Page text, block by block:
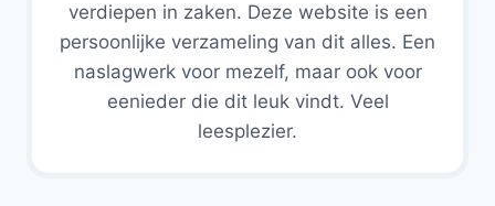
verdiepen in zaken. Deze website is een
persoonlijke verzameling van dit alles. Een
naslagwerk voor mezelf, maar ook voor
eenieder die dit leuk vindt. Veel
leesplezier.